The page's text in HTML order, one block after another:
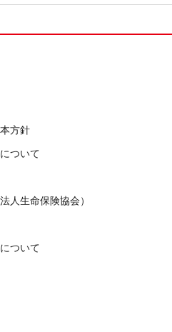
方針
ついて
人生命保険協会）
ついて